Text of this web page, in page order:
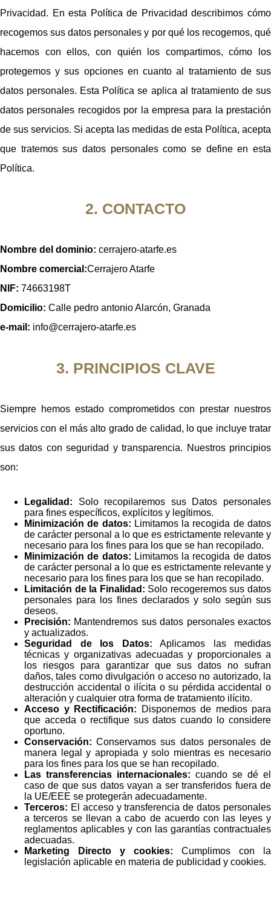
Privacidad. En esta Política de Privacidad describimos cómo
recogemos sus datos personales y por qué los recogemos, qué
hacemos con ellos, con quién los compartimos, cómo los
protegemos y sus opciones en cuanto al tratamiento de sus
datos personales. Esta Política se aplica al tratamiento de sus
datos personales recogidos por la empresa para la prestación
de sus servicios. Si acepta las medidas de esta Política, acepta
que tratemos sus datos personales como se define en esta
Política.
2. CONTACTO
Nombre del dominio: cerrajero-atarfe.es
Nombre comercial:Cerrajero Atarfe
NIF: 74663198T
Domicilio: Calle pedro antonio Alarcón, Granada
e-mail: info@cerrajero-atarfe.es
3. PRINCIPIOS CLAVE
Siempre hemos estado comprometidos con prestar nuestros
servicios con el más alto grado de calidad, lo que incluye tratar
sus datos con seguridad y transparencia. Nuestros principios
son:
Legalidad: Solo recopilaremos sus Datos personales
para fines específicos, explícitos y legítimos.
Minimización de datos: Limitamos la recogida de datos
de carácter personal a lo que es estrictamente relevante y
necesario para los fines para los que se han recopilado.
Minimización de datos: Limitamos la recogida de datos
de carácter personal a lo que es estrictamente relevante y
necesario para los fines para los que se han recopilado.
Limitación de la Finalidad: Solo recogeremos sus datos
personales para los fines declarados y solo según sus
deseos.
Precisión: Mantendremos sus datos personales exactos
y actualizados.
Seguridad de los Datos: Aplicamos las medidas
técnicas y organizativas adecuadas y proporcionales a
los riesgos para garantizar que sus datos no sufran
daños, tales como divulgación o acceso no autorizado, la
destrucción accidental o ilícita o su pérdida accidental o
alteración y cualquier otra forma de tratamiento ilícito.
Acceso y Rectificación: Disponemos de medios para
que acceda o rectifique sus datos cuando lo considere
oportuno.
Conservación: Conservamos sus datos personales de
manera legal y apropiada y solo mientras es necesario
para los fines para los que se han recopilado.
Las transferencias internacionales: cuando se dé el
caso de que sus datos vayan a ser transferidos fuera de
la UE/EEE se protegerán adecuadamente.
Terceros: El acceso y transferencia de datos personales
a terceros se llevan a cabo de acuerdo con las leyes y
reglamentos aplicables y con las garantías contractuales
adecuadas.
Marketing Directo y cookies: Cumplimos con la
legislación aplicable en materia de publicidad y cookies.